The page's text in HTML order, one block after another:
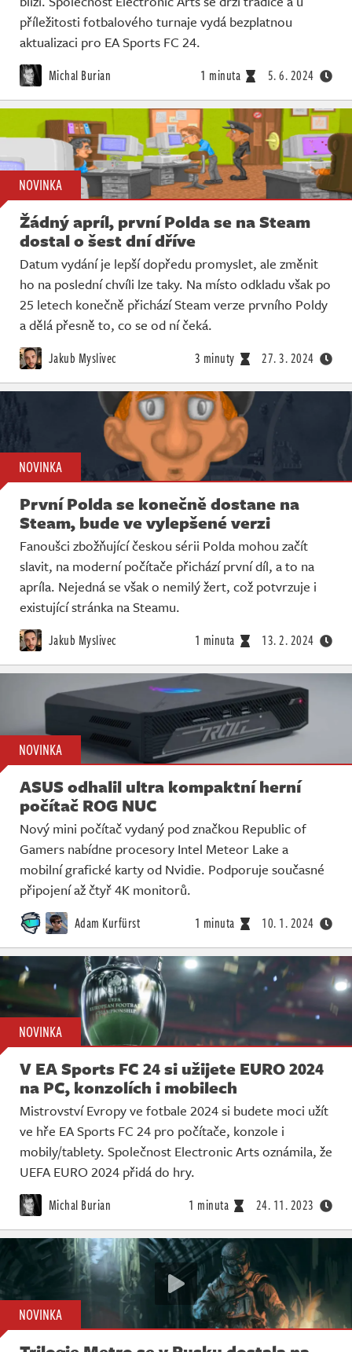
příležitosti fotbalového turnaje vydá bezplatnou
aktualizaci pro EA Sports FC 24.
Michal Burian 1 minuta 5. 6. 2024
NOVINKA
Žádný apríl, první Polda se na Steam
dostal o šest dní dříve
Datum vydání je lepší dopředu promyslet, ale změnit
ho na poslední chvíli lze taky. Na místo odkladu však po
25 letech konečně přichází Steam verze prvního Poldy
a dělá přesně to, co se od ní čeká.
Jakub Myslivec 3 minuty 27. 3. 2024
NOVINKA
První Polda se konečně dostane na
Steam, bude ve vylepšené verzi
Fanoušci zbožňující českou sérii Polda mohou začít
slavit, na moderní počítače přichází první díl, a to na
apríla. Nejedná se však o nemilý žert, což potvrzuje i
existující stránka na Steamu.
Jakub Myslivec 1 minuta 13. 2. 2024
NOVINKA
ASUS odhalil ultra kompaktní herní
počítač ROG NUC
Nový mini počítač vydaný pod značkou Republic of
Gamers nabídne procesory Intel Meteor Lake a
mobilní grafické karty od Nvidie. Podporuje současné
připojení až čtyř 4K monitorů.
Adam Kurfürst 1 minuta 10. 1. 2024
NOVINKA
V EA Sports FC 24 si užijete EURO 2024
na PC, konzolích i mobilech
Mistrovství Evropy ve fotbale 2024 si budete moci užít
ve hře EA Sports FC 24 pro počítače, konzole i
mobily/tablety. Společnost Electronic Arts oznámila, že
UEFA EURO 2024 přidá do hry.
Michal Burian 1 minuta 24. 11. 2023
NOVINKA